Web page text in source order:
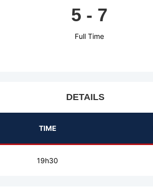
5 - 7
Full Time
DETAILS
TIME
19h30